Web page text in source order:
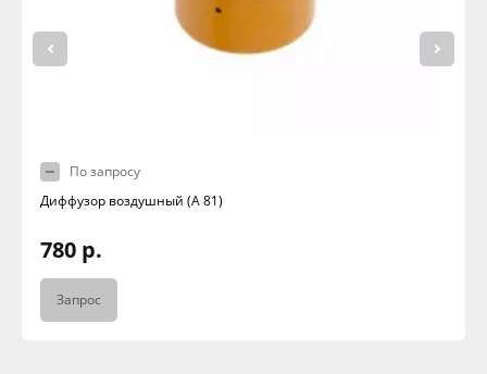
По запросу
Диффузор воздушный (А 81)
780 р.
Запрос